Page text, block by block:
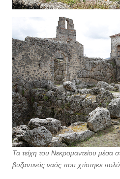
Τα τείχη του Νεκρομαντείου μέσα
βυζαντινός ναός που χτίστηκε